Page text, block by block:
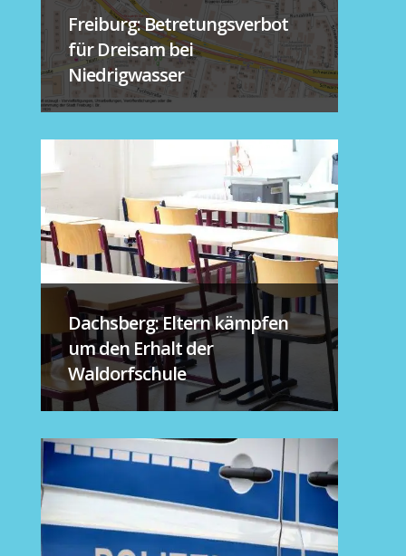
Freiburg: Betretungsverbot
für Dreisam bei
Niedrigwasser
Dachsberg: Eltern kämpfen
um den Erhalt der
Waldorfschule